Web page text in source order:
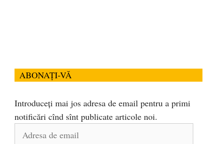
ABONAȚI-VĂ
Introduceți mai jos adresa de email pentru a primi
notificări cînd sînt publicate articole noi.